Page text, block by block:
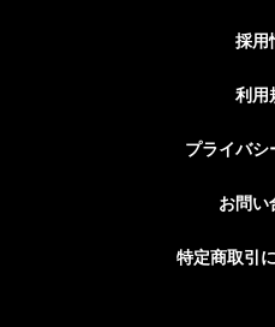
採用
利用
プライバ
お問い
特定商取引